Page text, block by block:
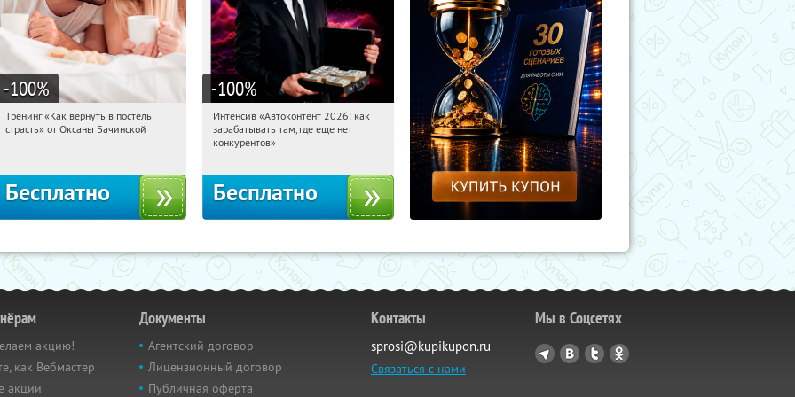
-100%
19:46:05 Получили:
Тренинг «Как вернуть в постель
страсть» от Оксаны Бачинской
Бесплатно
-100%
19:46:05 Получили:
Россия
Интенсив «Автоконтент 2026: как
зарабатывать там, где еще нет
конкурентов»
Бесплатно
акцию!
как Вебмастер
акции
Документы
Агентский договор
Лицензионный договор
Публичная оферта
Контакты
sprosi@kupikupon.ru
Связаться с нами
Мы в Соцсетях